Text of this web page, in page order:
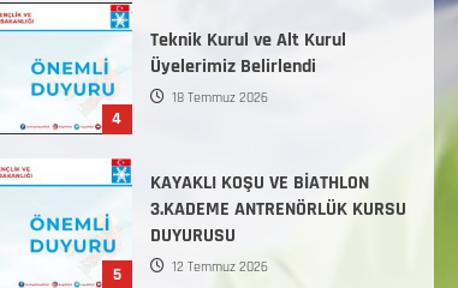
4
Teknik Kurul ve Alt Kurul
Üyelerimiz Belirlendi
18 Temmuz 2026
5
KAYAKLI KOŞU VE BİATHLON
3.KADEME ANTRENÖRLÜK KURSU
DUYURUSU
12 Temmuz 2026